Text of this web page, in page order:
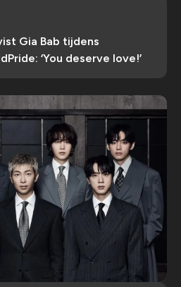
Gia Bab tijdens
‘You deserve love!’